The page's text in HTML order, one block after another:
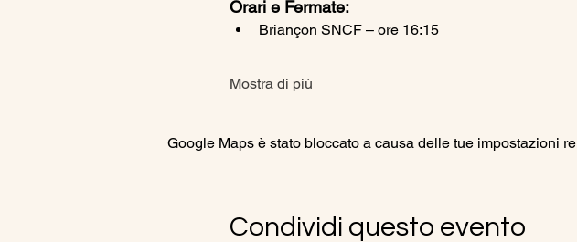
Orari e Fermate:
Briançon SNCF – ore 16:15
Mostra di più
Google Maps è stato bloccato a causa delle tue impostazioni
Condividi questo evento